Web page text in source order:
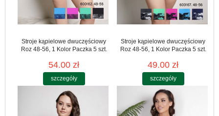
Stroje kąpielowe dwuczęściowy
Roz 48-56, 1 Kolor Paczka 5 szt.
54.00 zł
szczegóły
Stroje kąpielowe dwuczęściowy
Roz 48-56, 1 Kolor Paczka 5 szt.
49.00 zł
szczegóły